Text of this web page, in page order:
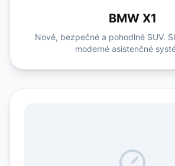
BMW X1
Nové, bezpečné a pohodlné SUV.
moderné asistenčné